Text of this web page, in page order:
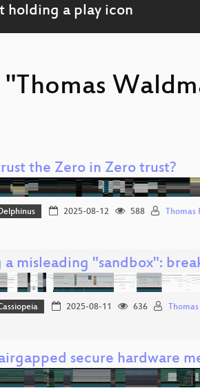
the Zero in Zero trust?
2025-08-12 588 Thomas
a misleading "sandbox":
2025-08-11 636
secure hardware